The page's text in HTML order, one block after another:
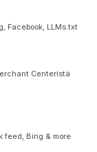
Facebook, LLMs.txt
Centeristä
feed, Bing & more